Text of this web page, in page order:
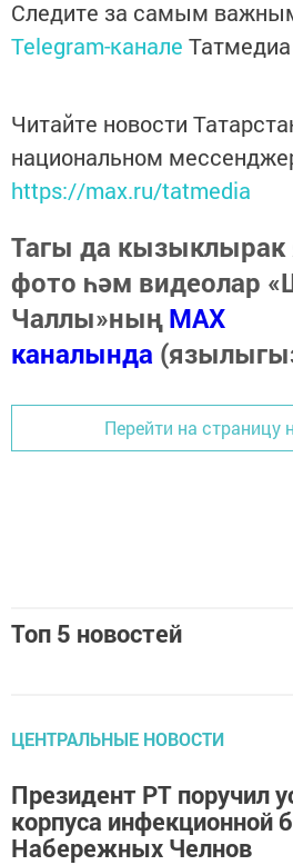
Следите за самым
Telegram-канале Татмедиа
Читайте новости
национальном
https://max.ru/tatmedia
Тагы да кызыклырак
фото һәм видеолар
Чаллы»ныңMAX
каналында
Перейти на страницу
Топ 5 новостей
ЦЕНТРАЛЬНЫЕ НОВОСТИ
Президент РТ поручил
корпуса инфекционной
Набережных Челнов